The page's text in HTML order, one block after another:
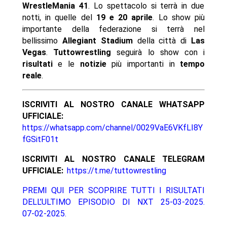
WrestleMania 41. Lo spettacolo si terrà in due
notti, in quelle del 19 e 20 aprile. Lo show più
importante della federazione si terrà nel
bellissimo Allegiant Stadiumdella città di
Las
Vegas. Tuttowrestling seguirà lo show con i
risultatie le notiziepiù importanti in tempo
reale.
ISCRIVITI AL NOSTRO CANALE WHATSAPP
UFFICIALE:
https://whatsapp.com/channel/0029VaE6VKfLI8Y
fGSitF01t
ISCRIVITI AL NOSTRO CANALE TELEGRAM
UFFICIALE: https://t.me/tuttowrestling
PREMI QUI PER SCOPRIRE TUTTI I RISULTATI
DELL’ULTIMO EPISODIO DI NXT 25-03-2025.
07-02-2025.